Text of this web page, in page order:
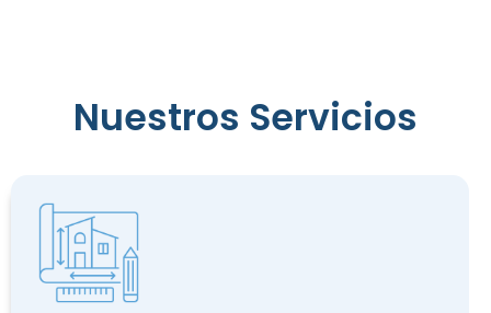
Reconocimiento
de
Nuestros Servicios